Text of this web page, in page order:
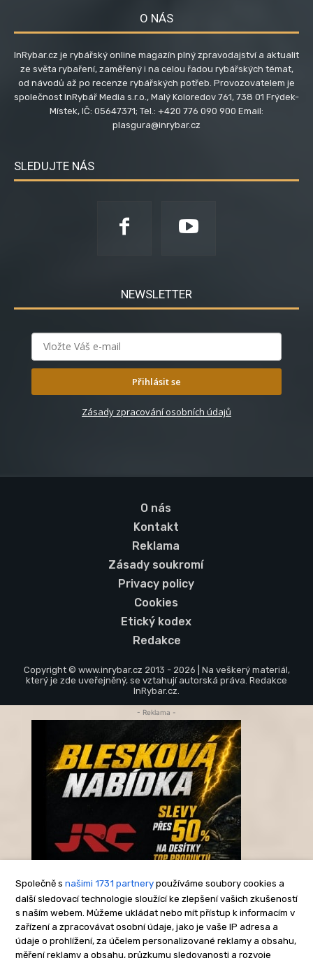
O NÁS
InRybar.cz je rybářský online magazín plný zpravodajství a aktualit
ze světa rybaření, zaměřený i na celou řadou rybářských témat,
od návodů až po recenze rybářských potřeb. Provozovatelem je
společnost InRybář Media s.r.o., Malý Koloredov 761, 738 01 Frýdek-
Místek, IČ: 05647371; Tel.: +420 776 090 900 Email:
plasgura@inrybar.cz
SLEDUJTE NÁS
NEWSLETTER
Přihlásit se
Zásady zpracování osobních údajů
O nás
Kontakt
Reklama
Zásady soukromí
Privacy policy
Cookies
Etický kodex
Redakce
Copyright © www.inrybar.cz 2013 - 2026 | Na veškerý materiál,
který je zde uveřejněný, se vztahují autorská práva. Redakce
InRybar.cz.
Společně s našimi 1731 partnery používáme soubory cookies a
další sledovací technologie sloužící ke zlepšení vašich zkušeností
s naším webem. Můžeme ukládat nebo mít přístup k informacím v
zařízení a zpracovávat osobní údaje, jako je vaše IP adresa a
údaje o prohlížení, za účelem personalizované reklamy a obsahu,
měření reklamy a obsahu, průzkumu sledovanosti a rozvoje
- Reklama -
-Reklama-